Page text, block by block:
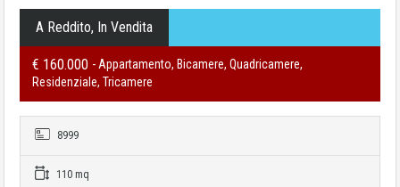
A Reddito, In Vendita
€ 160.000 - Appartamento, Bicamere, Quadricamere,
Residenziale, Tricamere
8999
110 mq